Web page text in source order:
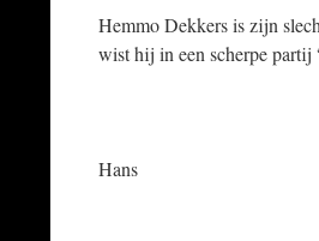
Hemmo Dekkers is zijn
wist hij in een scherpe partij
Hans